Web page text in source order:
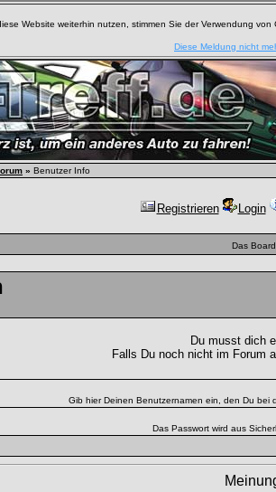
Website weiterhin nutzen, stimmen Sie der Verwendung von
Diese Meldung nicht
» Benutzer Info
Registrieren Login
Das
Du musst dich
Falls Du noch nicht im Forum
Gib hier Deinen Benutzernamen ein, den Du bei
Das Passwort wird aus